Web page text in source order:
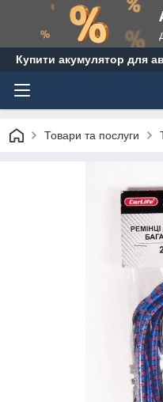
Купити акумулятор для
Товари та послуги